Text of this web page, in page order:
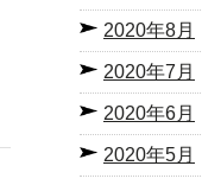
2020年8月
2020年7月
2020年6月
2020年5月